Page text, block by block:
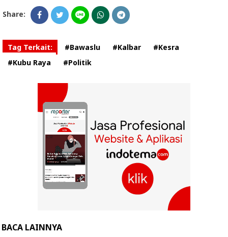
Share:
Tag Terkait: #Bawaslu #Kalbar
#Kesra
#Kubu Raya
#Politik
BACA LAINNYA